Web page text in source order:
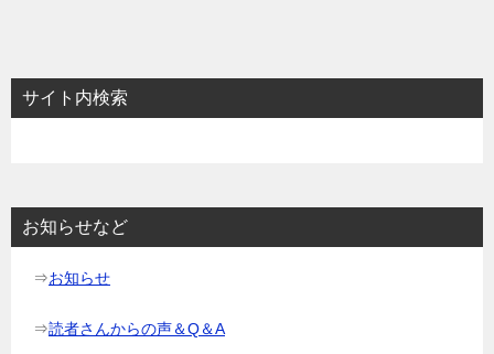
サイト内検索
お知らせなど
⇒お知らせ
⇒読者さんからの声＆Q＆A